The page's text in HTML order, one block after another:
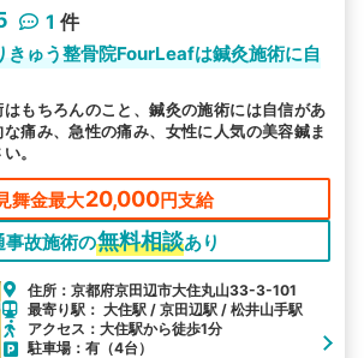
1 件
きゅう整骨院FourLeafは鍼灸施術に自
もちろんのこと、鍼灸の施術には自信があ
痛み、急性の痛み、女性に人気の美容鍼ま
。
舞金最大20,000円支給
事故施術の無料相談あり
住所：京都府京田辺市大住丸山33-3-101
最寄り駅： 大住駅 / 京田辺駅 / 松井山手駅
アクセス：大住駅から徒歩1分
駐車場：有（4台）